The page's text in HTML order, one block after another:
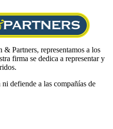
Partners, representamos a los
firma se dedica a representar y
defiende a las compañías de